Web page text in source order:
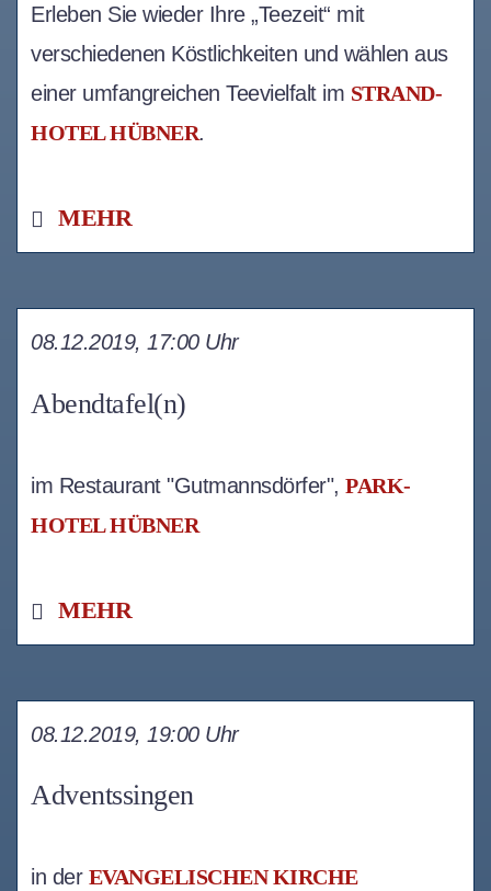
Erleben Sie wieder Ihre „Teezeit“ mit
verschiedenen Köstlichkeiten und wählen aus
einer umfangreichen Teevielfalt im STRAND-
HOTEL HÜBNER.
MEHR
Abendtafel(n)
08.12.2019, 17:00 Uhr
im Restaurant "Gutmannsdörfer", PARK-
HOTEL HÜBNER
MEHR
Adventssingen
08.12.2019, 19:00 Uhr
in der EVANGELISCHEN KIRCHE